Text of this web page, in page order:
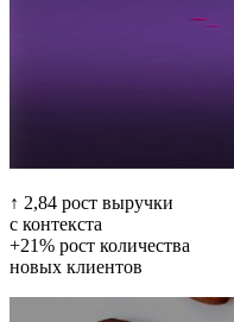
↑ 2,84 рост выручки
с контекста
+21% рост количества
новых клиентов